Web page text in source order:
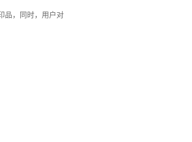
品，同时，用户对